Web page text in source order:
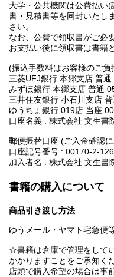
大学・公共機関は公費払い
書・見積書等を同封いたし
さい。
なお、公費で領収書がご必
お支払い後に領収書は書籍
(振込手数料はお客様のご
三菱UFJ銀行 本郷支店 普通
みずほ銀行 本郷支店 普通
三井住友銀行 小石川支店
ゆうちょ銀行 019店 当座
口座名義 : 株式会社 文生書
郵便振替口座 (ご入金確認
口座記号番号 : 00170-2-
加入者名 : 株式会社 文生書
書籍の購入について
商品引き渡し方法
ゆうメール・ヤマト宅急便
☆書籍は倉庫で管理をして
かかりますことをご承知く
店頭で購入希望の場合は事